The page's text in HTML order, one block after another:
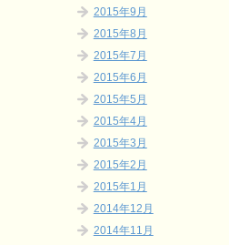
2015年9月
2015年8月
2015年7月
2015年6月
2015年5月
2015年4月
2015年3月
2015年2月
2015年1月
2014年12月
2014年11月